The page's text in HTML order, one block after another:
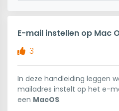
E-mail instellen op Mac
3
In deze handleiding leggen
mailadres instelt op het e-
een MacOS.